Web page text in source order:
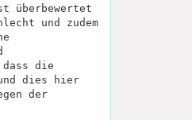
überbewertet
und zudem
die
dies hier
der